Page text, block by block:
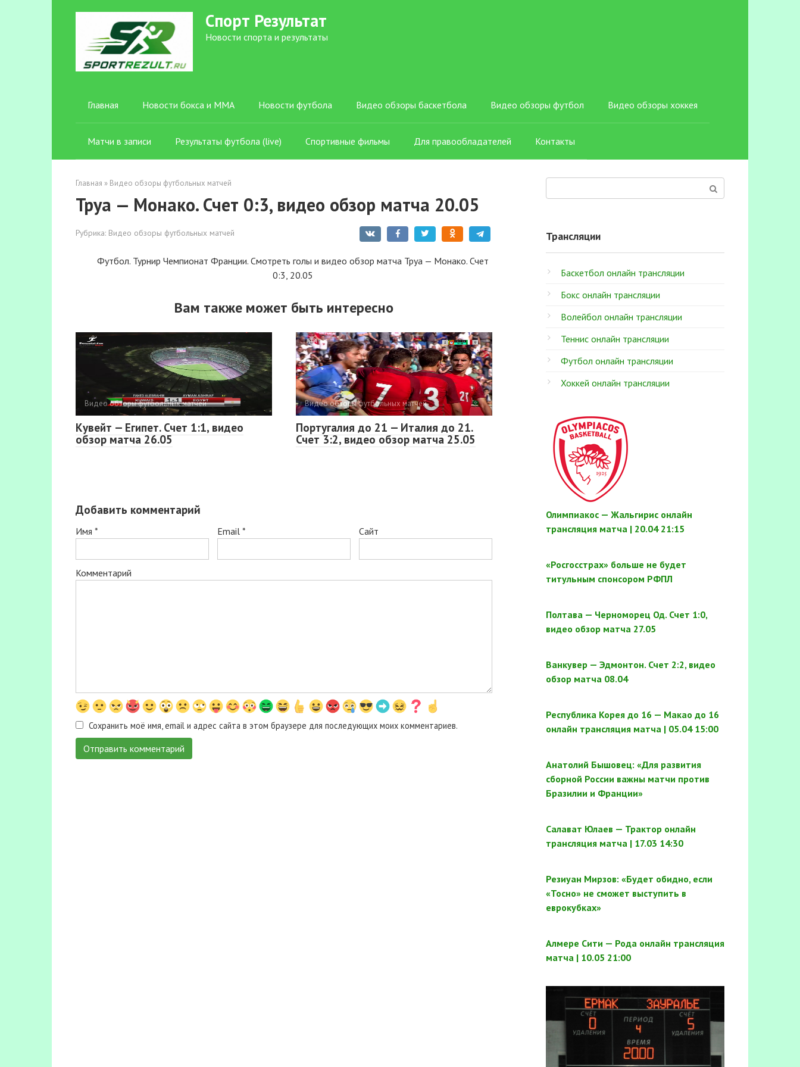
Спорт Результат
Новости спорта и результаты
Главная Новости бокса и ММА Новости футбола Видео обзоры баскетбола Видео обзоры футбол Видео обзоры хоккея
Матчи в записи Результаты футбола (live) Спортивные фильмы Для правообладателей Контакты
Главная » Видео обзоры футбольных матчей
Труа — Монако. Счет 0:3, видео обзор матча 20.05
Рубрика: Видео обзоры футбольных матчей
Футбол. Турнир Чемпионат Франции. Смотреть голы и видео обзор матча Труа — Монако. Счет
0:3, 20.05
Вам также может быть интересно
Видео обзоры футбольных матчей
Кувейт — Египет. Счет 1:1, видео
обзор матча 26.05
Видео обзоры футбольных матчей
Португалия до 21 — Италия до 21.
Счет 3:2, видео обзор матча 25.05
Добавить комментарий
Имя * Email * Сайт
Комментарий
Сохранить моё имя, email и адрес сайта в этом браузере для последующих моих комментариев.
Трансляции
Баскетбол онлайн трансляции
Бокс онлайн трансляции
Волейбол онлайн трансляции
Теннис онлайн трансляции
Футбол онлайн трансляции
Хоккей онлайн трансляции
Олимпиакос — Жальгирис онлайн
трансляция матча | 20.04 21:15
«Росгосстрах» больше не будет
титульным спонсором РФПЛ
Полтава — Черноморец Од. Счет 1:0,
видео обзор матча 27.05
Ванкувер — Эдмонтон. Счет 2:2, видео
обзор матча 08.04
Республика Корея до 16 — Макао до 16
онлайн трансляция матча | 05.04 15:00
Анатолий Бышовец: «Для развития
сборной России важны матчи против
Бразилии и Франции»
Салават Юлаев — Трактор онлайн
трансляция матча | 17.03 14:30
Резиуан Мирзов: «Будет обидно, если
«Тосно» не сможет выступить в
еврокубках»
Алмере Сити — Рода онлайн трансляция
матча | 10.05 21:00